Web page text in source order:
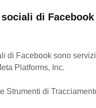
di
di Facebook sono
Platforms, Inc.
Strumenti di